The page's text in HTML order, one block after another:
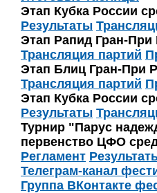
Этап Кубка России
Результаты
Этап Рапид Гран-При
Трансляция партий
Этап Блиц Гран-При
Трансляция партий
Этап Кубка России
Результаты
Турнир "Парус
первенство ЦФО
Регламент
Телеграм-канал
Группа ВКонтакте